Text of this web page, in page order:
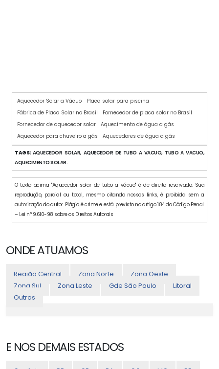
Aquecedor Solar a Vácuo
Placa solar para piscina
Fábrica de Placa Solar no Brasil
Fornecedor de placa solar no Brasil
Fornecedor de aquecedor solar
Aquecimento de água a gás
Aquecedor para chuveiro a gás
Aquecedores de água a gás
TAGS:AQUECEDOR SOLAR, AQUECEDOR DE TUBO A VACUO, TUBO A VACUO,
AQUECIMENTO SOLAR.
O texto acima "Aquecedor solar de tubo a vácuo" é de direito reservado. Sua
reprodução, parcial ou total, mesmo citando nossos links, é proibida sem a
autorização do autor. Plágio é crime e está previsto no artigo 184 do Código Penal.
– Lei n° 9.610-98 sobre os Direitos Autorais
ONDE ATUAMOS
Região Central Zona Norte
Zona Oeste
Zona Sul
Zona Leste Gde São Paulo
Litoral
Outros
E NOS DEMAIS ESTADOS